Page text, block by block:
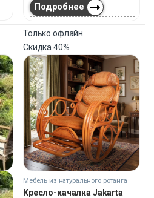
Подробнее
Только офлайн
Скидка40%
Мебель из натурального ротанга
Кресло-качалка Jakarta